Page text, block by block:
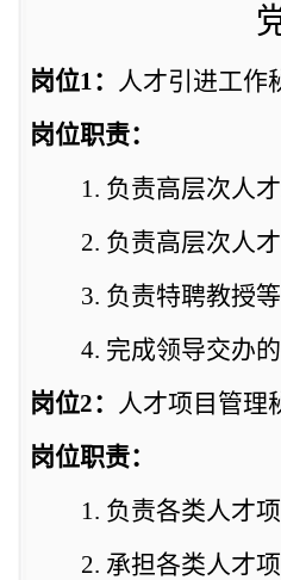
岗位1 ：
人才引进工作
岗位职责：
1. 负责高层次人
2. 负责高层次人
3. 负责特聘教授
4. 完成领导交办
岗位2：
人才项目管理
岗位职责：
1. 负责各类人才
2. 承担各类人才